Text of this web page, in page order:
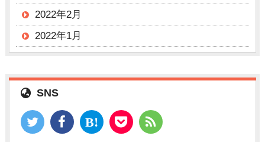
2022年2月
2022年1月
SNS